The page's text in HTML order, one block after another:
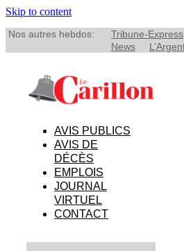
Skip to content
Nos autres hebdos: Tribune-Express
News
AVIS PUBLICS
AVIS DE
DÉCÈS
EMPLOIS
JOURNAL
VIRTUEL
CONTACT